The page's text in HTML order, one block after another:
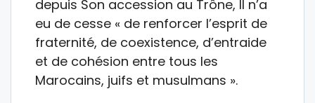
depuis Son accession au Trône, Il n’a
eu de cesse « de renforcer l’esprit de
fraternité, de coexistence, d’entraide
et de cohésion entre tous les
Marocains, juifs et musulmans ».